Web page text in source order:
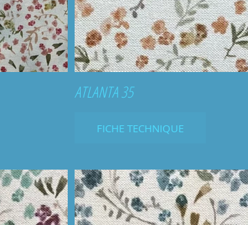
ATLANTA 35
FICHE TECHNIQUE